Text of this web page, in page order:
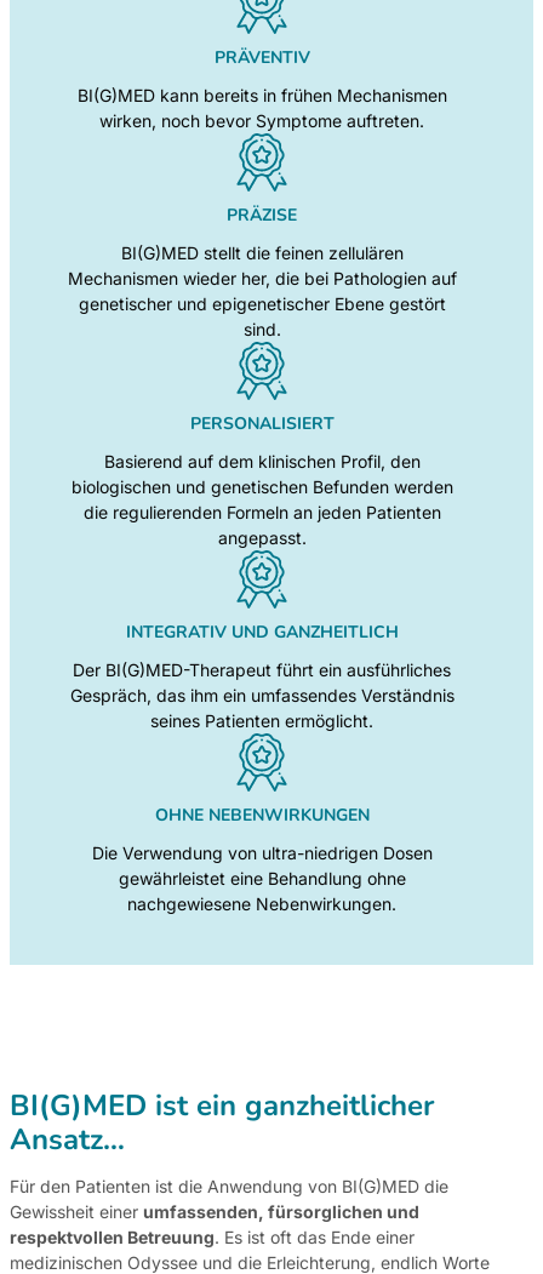
PRÄVENTIV
BI(G)MED kann bereits in frühen Mechanismen
wirken, noch bevor Symptome auftreten.
PRÄZISE
BI(G)MED stellt die feinen zellulären
Mechanismen wieder her, die bei Pathologien auf
genetischer und epigenetischer Ebene gestört
sind.
PERSONALISIERT
Basierend auf dem klinischen Profil, den
biologischen und genetischen Befunden werden
die regulierenden Formeln an jeden Patienten
angepasst.
INTEGRATIV UND GANZHEITLICH
Der BI(G)MED-Therapeut führt ein ausführliches
Gespräch, das ihm ein umfassendes Verständnis
seines Patienten ermöglicht.
OHNE NEBENWIRKUNGEN
Die Verwendung von ultra-niedrigen Dosen
gewährleistet eine Behandlung ohne
nachgewiesene Nebenwirkungen.
BI(G)MED ist ein ganzheitlicher
Ansatz…
Für den Patienten ist die Anwendung von BI(G)MED die
Gewissheit einer umfassenden, fürsorglichen und
respektvollen Betreuung. Es ist oft das Ende einer
medizinischen Odyssee und die Erleichterung, endlich Worte